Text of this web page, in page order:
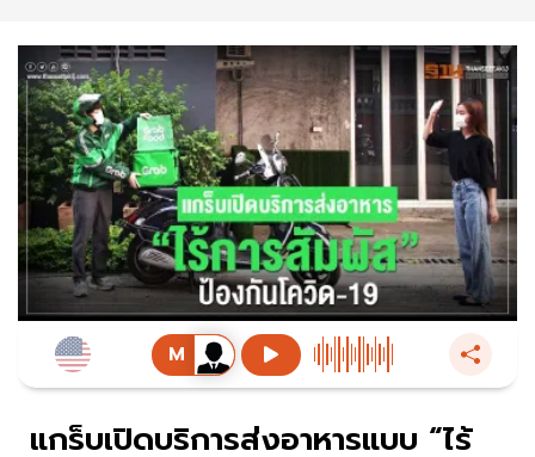
แกร็บเปิดบริการส่งอาหารแบบ “ไร้